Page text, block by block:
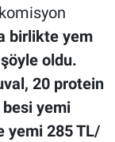
birlikte yem
oldu.
20 protein
besi yemi
yemi 285 TL/